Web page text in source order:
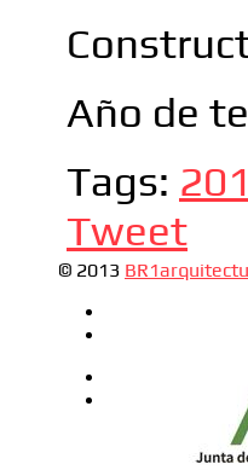
Año de
Tags:
Tweet
© 2013